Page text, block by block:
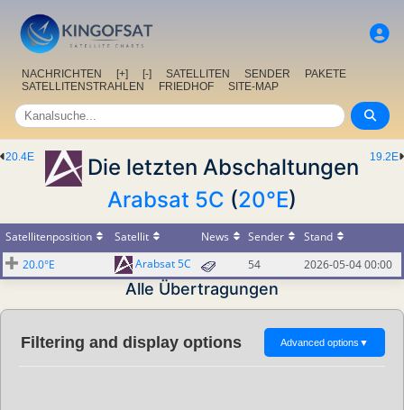
NACHRICHTEN [+] [-] SATELLITEN SENDER
PAKETE
SATELLITENSTRAHLEN
FRIEDHOF SITE-MAP
19.2E
20.4E
Die letzten Abschaltungen
Arabsat 5C (20°E)
Satellitenposition Satellit News Sender
Stand
20.0°E
Arabsat 5C 54 2026-05-04 00:00
Alle Übertragungen
Filtering and display options Advanced options ▼